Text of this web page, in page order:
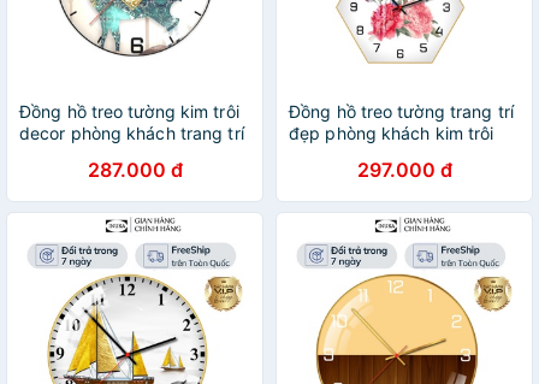
Đồng hồ treo tường kim trôi
decor phòng khách trang trí
inuka.decor.287.000 đ
Đồng hồ treo tường trang trí
đẹp phòng khách kim trôi
inuka.decor.297.000 đ